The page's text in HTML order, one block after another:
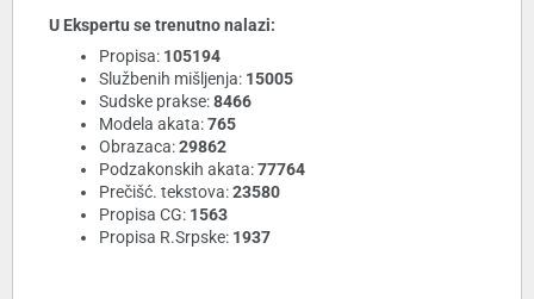
U Ekspertu se trenutno nalazi:
Propisa: 105194
Službenih mišljenja: 15005
Sudske prakse:8466
Modela akata:765
Obrazaca:29862
Podzakonskih akata:77764
Prečišć. tekstova:23580
Propisa CG: 1563
Propisa R.Srpske: 1937